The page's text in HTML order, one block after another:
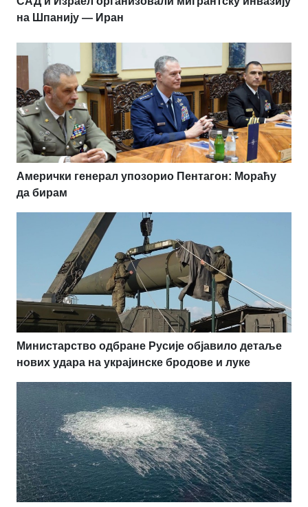
на Шпанију — Иран
Амерички генерал упозорио Пентагон: Мораћу
да бирам
Министарство одбране Русије објавило детаље
нових удара на украјинске бродове и луке